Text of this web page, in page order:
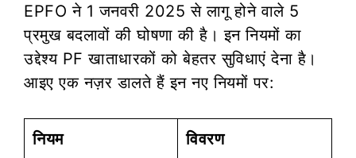
EPFO ने 1 जनवरी 2025 से लागू होने वाले 5
प्रमुख बदलावों की घोषणा की है। इन नियमों का
उद्देश्य PF खाताधारकों को बेहतर सुविधाएं देना है।
आइए एक नज़र डालते हैं इन नए नियमों पर:
नियम विवरण